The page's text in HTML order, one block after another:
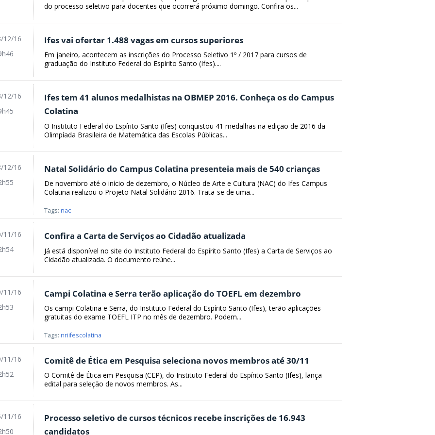
do processo seletivo para docentes que ocorrerá próximo domingo. Confira os...
Ifes vai ofertar 1.488 vagas em cursos superiores
Em janeiro, acontecem as inscrições do Processo Seletivo 1º / 2017 para cursos de
graduação do Instituto Federal do Espírito Santo (Ifes)....
12/16
Ifes tem 41 alunos medalhistas na OBMEP 2016. Conheça os do Campus
Colatina
O Instituto Federal do Espírito Santo (Ifes) conquistou 41 medalhas na edição de 2016 da
Olimpíada Brasileira de Matemática das Escolas Públicas...
12/16
Natal Solidário do Campus Colatina presenteia mais de 540 crianças
De novembro até o início de dezembro, o Núcleo de Arte e Cultura (NAC) do Ifes Campus
Colatina realizou o Projeto Natal Solidário 2016. Trata-se de uma...
Tags:nac
12/16
Confira a Carta de Serviços ao Cidadão atualizada
Já está disponível no site do Instituto Federal do Espírito Santo (Ifes) a Carta de Serviços ao
Cidadão atualizada. O documento reúne...
11/16
Campi Colatina e Serra terão aplicação do TOEFL em dezembro
Os campi Colatina e Serra, do Instituto Federal do Espírito Santo (Ifes), terão aplicações
gratuitas do exame TOEFL ITP no mês de dezembro. Podem...
Tags:nriifescolatina
11/16
Comitê de Ética em Pesquisa seleciona novos membros até 30/11
O Comitê de Ética em Pesquisa (CEP), do Instituto Federal do Espírito Santo (Ifes), lança
edital para seleção de novos membros. As...
11/16
Processo seletivo de cursos técnicos recebe inscrições de 16.943
candidatos
11/16